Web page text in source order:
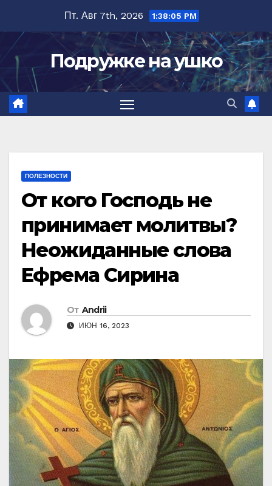
содержимому
Пт. Авг 7th, 2026 1:38:06 PM
Подружке на ушко
ПОЛЕЗНОСТИ
От кого Господь не
принимает молитвы?
Неожиданные слова
Ефрема Сирина
От Andrii
ИЮН 16, 2023